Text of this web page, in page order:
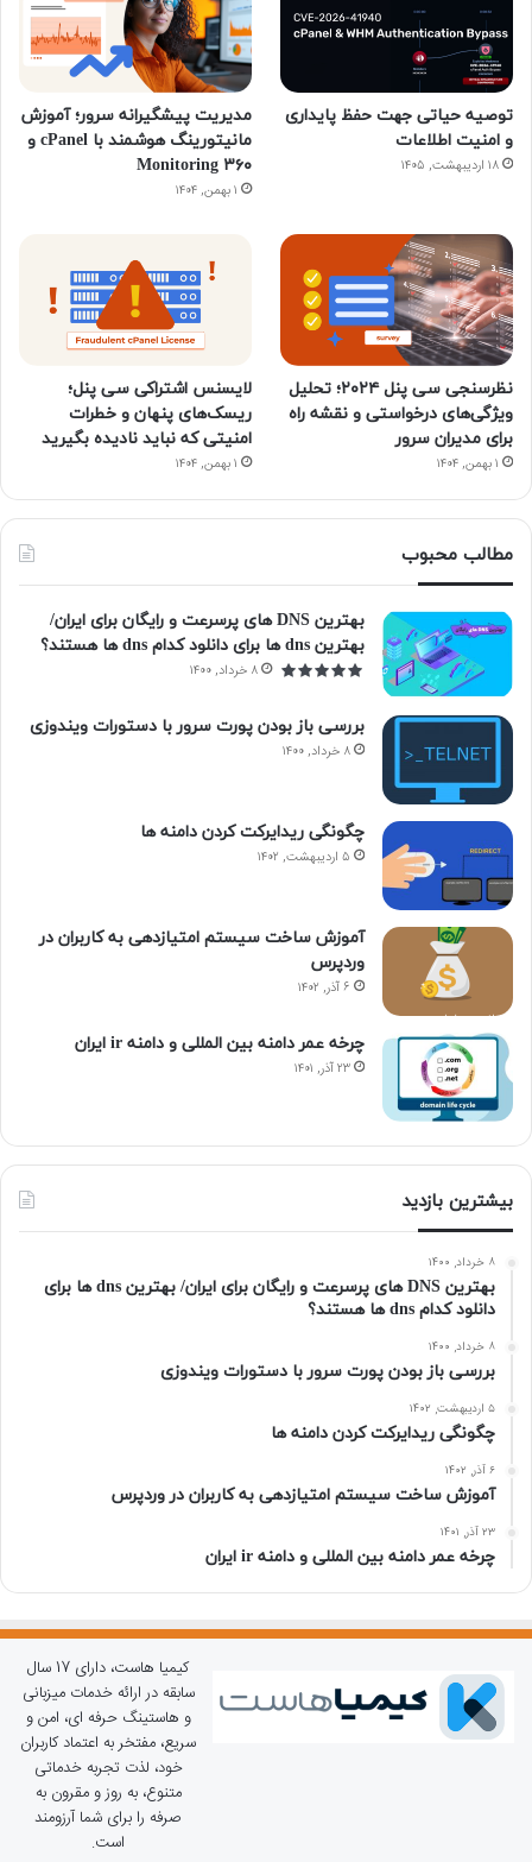
توصیه حیاتی جهت حفظ پایداری
و امنیت اطلاعات
۱۸ اردیبهشت, ۱۴۰۵
مدیریت پیشگیرانه سرور؛ آموزش
مانیتورینگ هوشمند با cPanel و
۳۶۰ Monitoring
۱ بهمن, ۱۴۰۴
نظرسنجی سی پنل ۲۰۲۴؛ تحلیل
ویژگی‌های درخواستی و نقشه راه
برای مدیران سرور
۱ بهمن, ۱۴۰۴
لایسنس اشتراکی سی پنل؛
ریسک‌های پنهان و خطرات
امنیتی که نباید نادیده بگیرید
۱ بهمن, ۱۴۰۴
مطالب محبوب
بهترین DNS های پرسرعت و رایگان برای ایران/
بهترین dns ها برای دانلود کدام dns ها هستند؟
۸ خرداد, ۱۴۰۰
بررسی باز بودن پورت سرور با دستورات ویندوزی
۸ خرداد, ۱۴۰۰
چگونگی ریدایرکت کردن دامنه ها
۵ اردیبهشت, ۱۴۰۲
آموزش ساخت سیستم امتیازدهی به کاربران در
وردپرس
۶ آذر, ۱۴۰۲
چرخه عمر دامنه بین المللی و دامنه ir ایران
۲۳ آذر, ۱۴۰۱
بیشترین بازدید
۸ خرداد, ۱۴۰۰
بهترین DNS های پرسرعت و رایگان برای ایران/ بهترین dns ها برای
دانلود کدام dns ها هستند؟
۸ خرداد, ۱۴۰۰
بررسی باز بودن پورت سرور با دستورات ویندوزی
۵ اردیبهشت, ۱۴۰۲
چگونگی ریدایرکت کردن دامنه ها
۶ آذر, ۱۴۰۲
آموزش ساخت سیستم امتیازدهی به کاربران در وردپرس
۲۳ آذر, ۱۴۰۱
چرخه عمر دامنه بین المللی و دامنه ir ایران
کیمیا هاست، دارای 17 سال
سابقه در ارائه خدمات میزبانی
و هاستینگ حرفه ای، امن و
سریع، مفتخر به اعتماد کاربران
خود، لذت تجربه خدماتی
متنوع، به روز و مقرون به
صرفه را برای شما آرزومند
است.